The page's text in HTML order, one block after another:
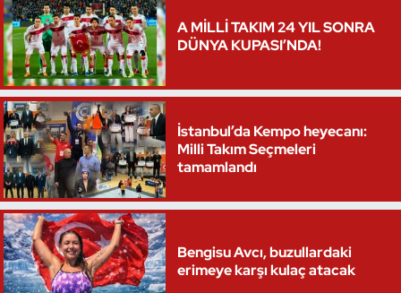
A MİLLİ TAKIM 24 YIL SONRA
DÜNYA KUPASI’NDA!
İstanbul’da Kempo heyecanı:
Milli Takım Seçmeleri
tamamlandı
Bengisu Avcı, buzullardaki
erimeye karşı kulaç atacak
Su Topu
Sualtı Sporları
Tekvando
Tenis
Triatlon
Voleybol